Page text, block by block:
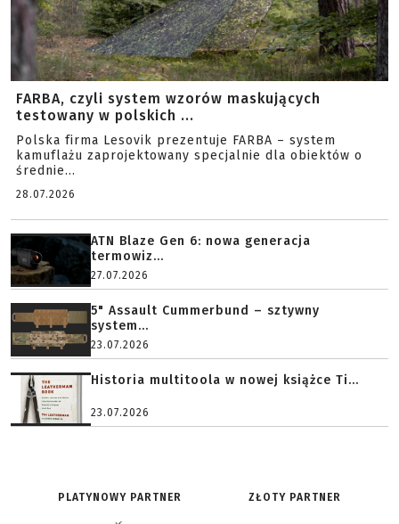
FARBA, czyli system wzorów maskujących
testowany w polskich ...
Polska firma Lesovik prezentuje FARBA – system
kamuflażu zaprojektowany specjalnie dla obiektów o
średnie...
28.07.2026
ATN Blaze Gen 6: nowa generacja
termowiz...
27.07.2026
5" Assault Cummerbund – sztywny
system...
23.07.2026
Historia multitoola w nowej książce Ti...
23.07.2026
PLATYNOWY PARTNER ZŁOTY PARTNER